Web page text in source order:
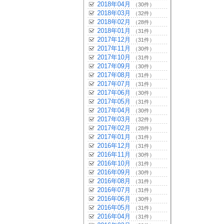
2018年04月 （30件）
2018年03月 （32件）
2018年02月 （28件）
2018年01月 （31件）
2017年12月 （31件）
2017年11月 （30件）
2017年10月 （31件）
2017年09月 （30件）
2017年08月 （31件）
2017年07月 （31件）
2017年06月 （30件）
2017年05月 （31件）
2017年04月 （30件）
2017年03月 （32件）
2017年02月 （28件）
2017年01月 （31件）
2016年12月 （31件）
2016年11月 （30件）
2016年10月 （31件）
2016年09月 （30件）
2016年08月 （31件）
2016年07月 （31件）
2016年06月 （30件）
2016年05月 （31件）
2016年04月 （31件）